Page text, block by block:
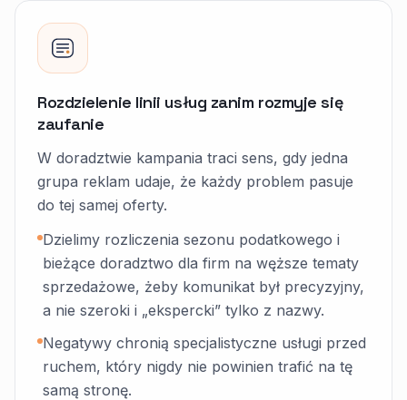
Rozdzielenie linii usług zanim rozmyje się
zaufanie
W doradztwie kampania traci sens, gdy jedna
grupa reklam udaje, że każdy problem pasuje
do tej samej oferty.
Dzielimy rozliczenia sezonu podatkowego i
bieżące doradztwo dla firm na węższe tematy
sprzedażowe, żeby komunikat był precyzyjny,
a nie szeroki i „ekspercki” tylko z nazwy.
Negatywy chronią specjalistyczne usługi przed
ruchem, który nigdy nie powinien trafić na tę
samą stronę.